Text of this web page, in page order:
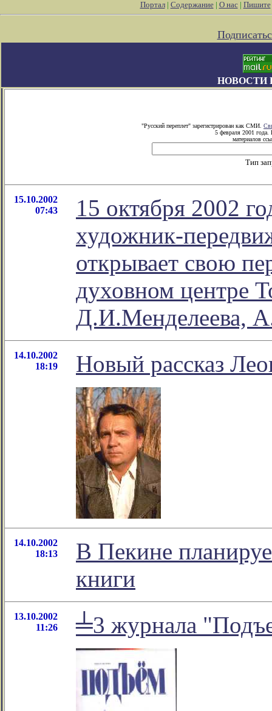
Портал| Содержание| О нас| Пишите
НОВОСТИ
"Русский переплет" зарегистрирован как СМИ.
5 февраля 2001 года.
материалов
Тип
15.10.2002
07:43
15 октября 2002
художник-
открывает свою
духовном центре
Д.И.Менделеева,
14.10.2002
18:19
Новый рассказ
14.10.2002
18:13
В Пекине
книги
13.10.2002
11:26
╧3 журнала